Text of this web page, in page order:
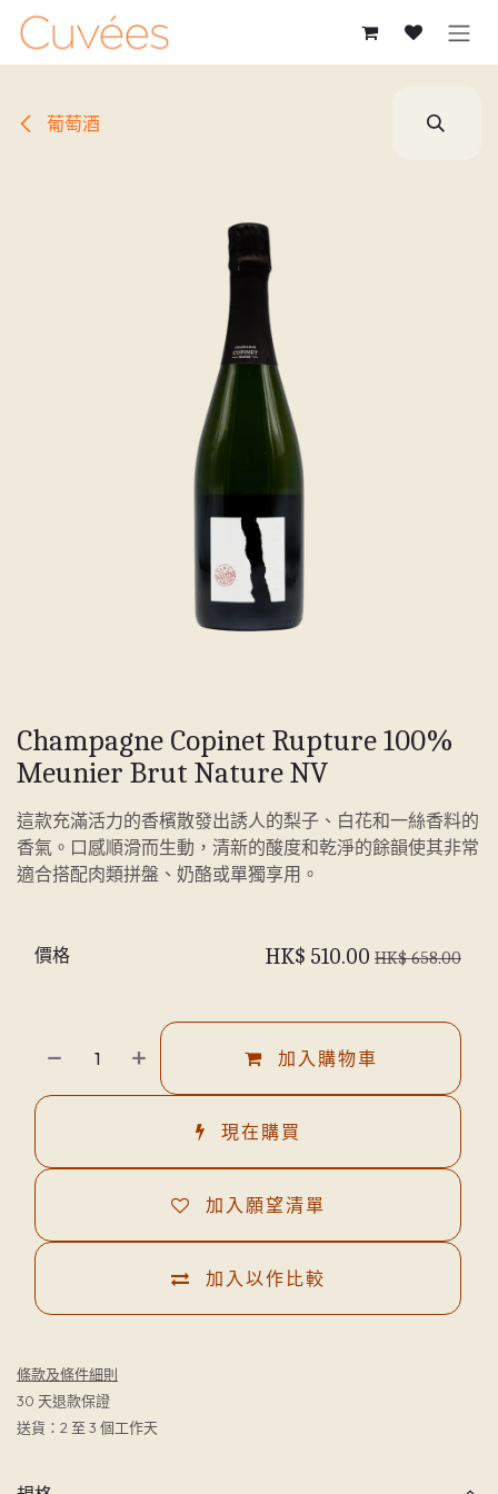
跳至內容
葡萄酒
Champagne Copinet Rupture 100%
Meunier Brut Nature NV
這款充滿活力的香檳散發出誘人的梨子、白花和一絲香料的
香氣。口感順滑而生動，清新的酸度和乾淨的餘韻使其非常
適合搭配肉類拼盤、奶酪或單獨享用。
加入購物車
現在購買
加入以作比較
加入願望清單
價格 HK$ 510.00 HK$658.00
條款及條件細則
30 天退款保證
送貨：2 至 3 個工作天